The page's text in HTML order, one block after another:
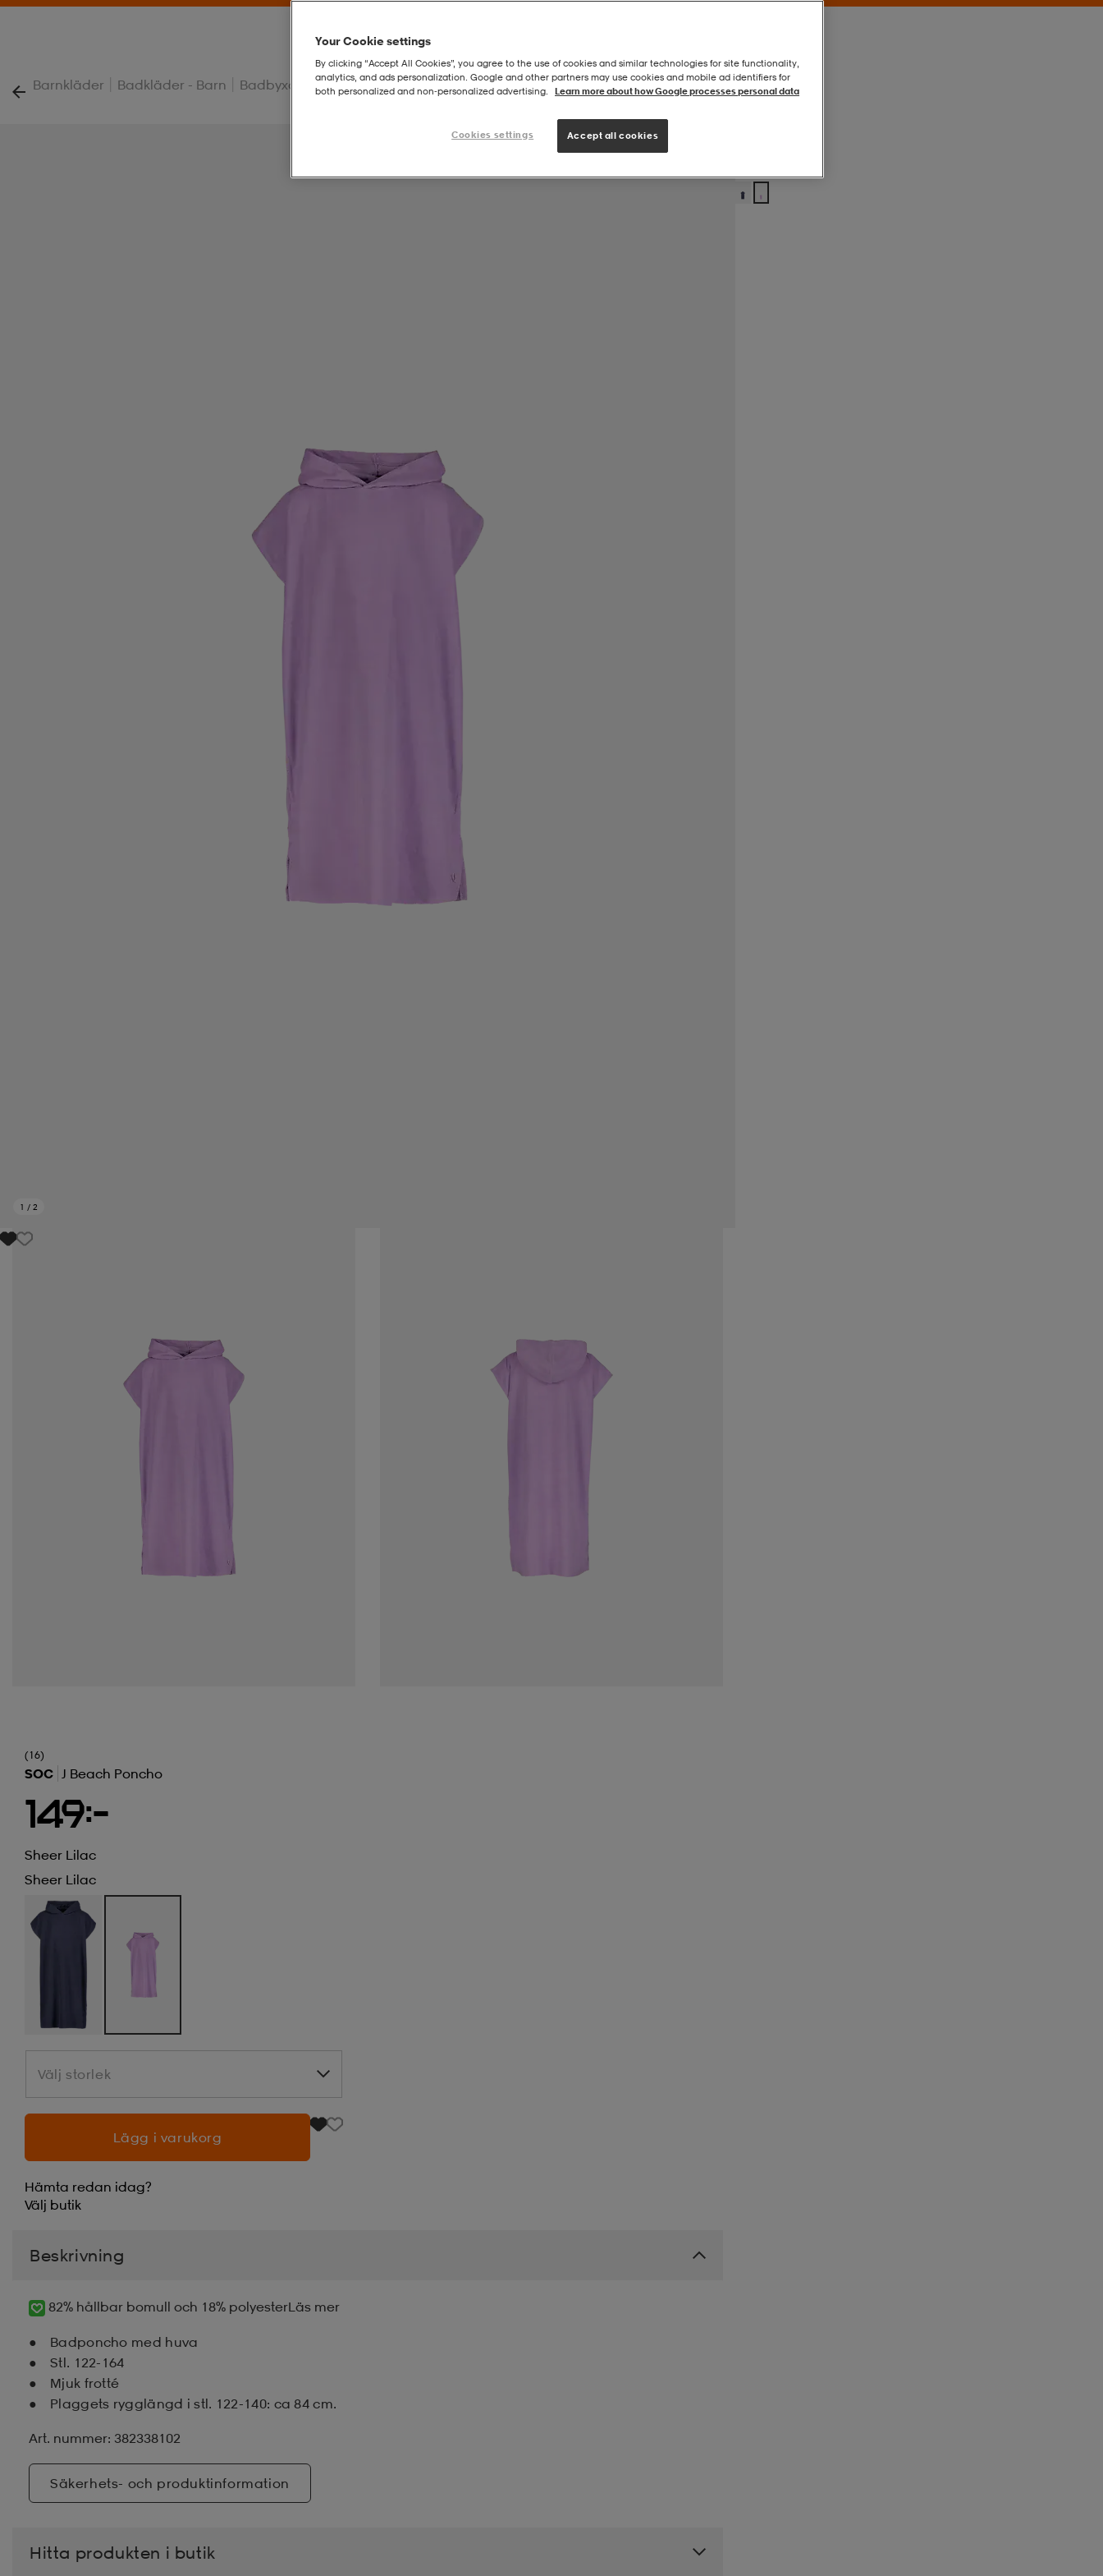
Barnkläder | Badkläder - Barn | Badbyxor - Barn | J Beach Poncho
1 / 2
(16)
SOC J Beach Poncho
149:-
Sheer Lilac
Sheer Lilac
Välj storlek
Välj storlek
Lägg i varukorg
Hämta redan idag?
Välj butik
Beskrivning
82% hållbar bomull och 18% polyesterLäs mer
Badponcho med huva
Stl. 122-164
Mjuk frotté
Plaggets rygglängd i stl. 122-140: ca 84 cm.
Art. nummer: 382338102
Säkerhets- och produktinformation
Hitta produkten i butik
Your Cookie settings
By clicking “Accept All Cookies”, you agree to the use of cookies and similar technologies for site functionality,
analytics, and ads personalization. Google and other partners may use cookies and mobile ad identifiers for
both personalized and non‑personalized advertising.
Learn more about how Google processes personal data
Cookies settings Accept all cookies